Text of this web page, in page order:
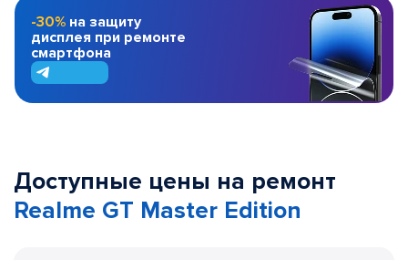
-30% на защиту
дисплея при ремонте
смартфона
Доступные цены на ремонт
Realme GT Master Edition